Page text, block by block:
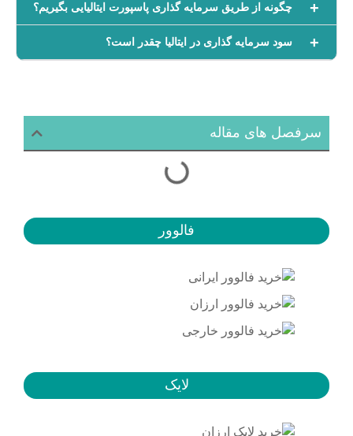
چگونه از طریق سرمایه گذاری پاسپورت ایتالیایی بگیریم؟
سود سرمایه گذاری در ایتالیا چقدر است؟
سرفصل های مقاله
فالوور
لایک